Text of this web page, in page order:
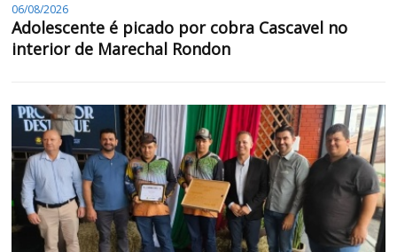
06/08/2026
Adolescente é picado por cobra Cascavel no
interior de Marechal Rondon